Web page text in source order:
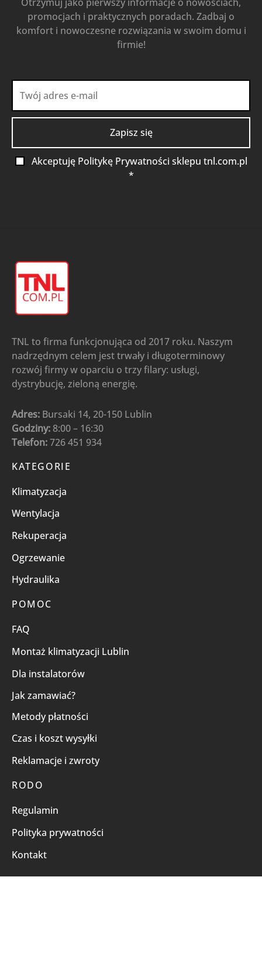
promocjach i praktycznych poradach. Zadbaj o
komfort i nowoczesne rozwiązania w swoim domu i
firmie!
Akceptuję Politykę Prywatności sklepu tnl.com.pl
*
TNL to firma funkcjonująca od 2017 roku. Naszym
nadrzędnym celem jest trwały i długoterminowy
rozwój firmy w oparciu o trzy filary: usługi,
dystrybucję, zieloną energię.
Adres: Bursaki 14, 20-150 Lublin
Godziny: 8:00 – 16:30
Telefon:726 451 934
KATEGORIE
Klimatyzacja
Wentylacja
Rekuperacja
Ogrzewanie
Hydraulika
POMOC
FAQ
Montaż klimatyzacji Lublin
Dla instalatorów
Jak zamawiać?
Metody płatności
Czas i koszt wysyłki
Reklamacje i zwroty
RODO
Regulamin
Polityka prywatności
Kontakt